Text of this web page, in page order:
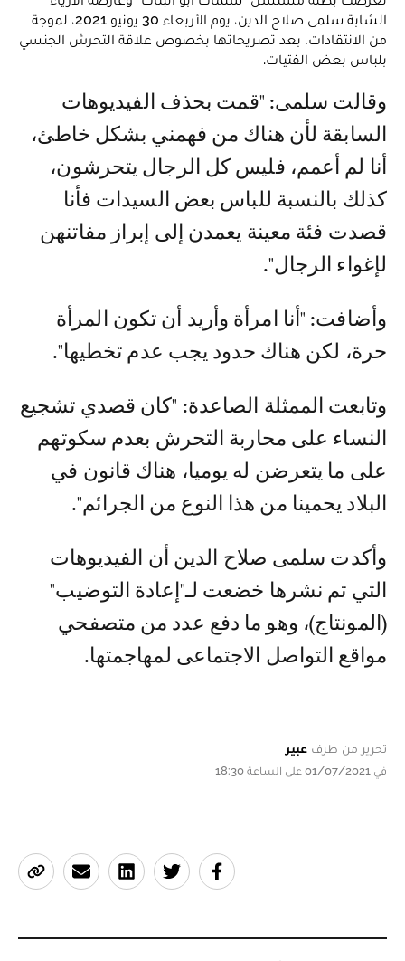
الشابة سلمى صلاح الدين، يوم الأربعاء 30 يونيو 2021، لموجة
من الانتقادات، بعد تصريحاتها بخصوص علاقة التحرش الجنسي
بلباس بعض الفتيات.
وقالت سلمى: "قمت بحذف الفيديوهات
السابقة لأن هناك من فهمني بشكل خاطئ،
أنا لم أعمم، فليس كل الرجال يتحرشون،
كذلك بالنسبة للباس بعض السيدات فأنا
قصدت فئة معينة يعمدن إلى إبراز مفاتنهن
لإغواء الرجال".
وأضافت: "أنا امرأة وأريد أن تكون المرأة
حرة، لكن هناك حدود يجب عدم تخطيها".
وتابعت الممثلة الصاعدة: "كان قصدي تشجيع
النساء على محاربة التحرش بعدم سكوتهم
على ما يتعرضن له يوميا، هناك قانون في
البلاد يحمينا من هذا النوع من الجرائم".
وأكدت سلمى صلاح الدين أن الفيديوهات
التي تم نشرها خضعت لـ"إعادة التوضيب"
(المونتاج)، وهو ما دفع عدد من متصفحي
مواقع التواصل الاجتماعى لمهاجمتها.
تحرير من طرف عبير
في 01/07/2021 على الساعة 18:30